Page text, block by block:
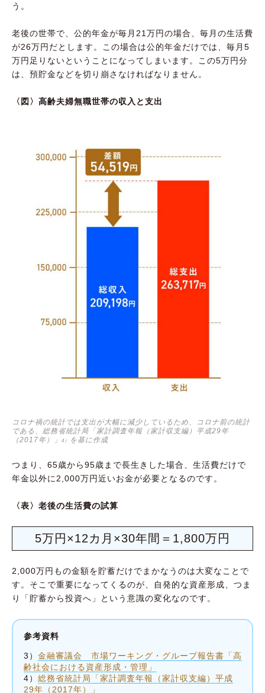
う。
老後の世帯で、公的年金が毎月21万円の場合、毎月の生活費
が26万円だとします。この場合は公的年金だけでは、毎月5
万円足りないということになってしまいます。この5万円分
は、預貯金などを切り崩さなければなりません。
〈図〉高齢夫婦無職世帯の収入と支出
コロナ禍の統計では支出が大幅に減少しているため、コロナ前の統計
である、総務省統計局「家計調査年報（家計収支編）平成29年
（2017年）」
4） を基に作成
つまり、65歳から95歳まで長生きした場合、生活費だけで
年金以外に2,000万円近いお金が必要となるのです。
〈表〉老後の生活費の試算
5万円×12カ月×30年間＝1,800万円
2,000万円もの金額を貯蓄だけでまかなうのは大変なことで
す。そこで重要になってくるのが、自発的な資産形成、つま
り「貯蓄から投資へ」という意識の変化なのです。
参考資料
3） 金融審議会 市場ワーキング・グループ報告書「高
齢社会における資産形成・管理」
4） 総務省統計局「家計調査年報（家計収支編）平成
29年（2017年）」